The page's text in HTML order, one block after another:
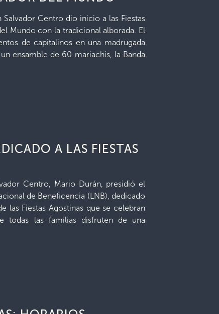
Centro dio inicio a las Fiestas
Mundo con la tradicional alborada. El
de capitalinos en una madrugada
ensamble de 60 mariachis, la Banda
A LAS FIESTAS
Centro, Mario Durán, presidió el
de Beneficencia (LNB), dedicado
las Fiestas Agostinas que se celebran
todas las familias disfruten de una